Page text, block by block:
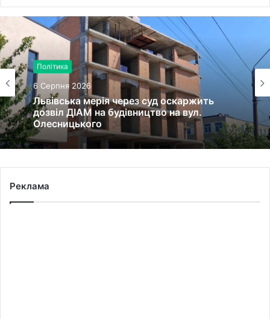
Політика
6 Серпня 2026
дозвіл ДІАМ на будівництво на вул.
Війна, військо
6 Серпня 2026
45-та окрема артилерійська бригада ЗСУ
імені генерала Мирона Тарнавського
відзначає 10-річчя
Реклама